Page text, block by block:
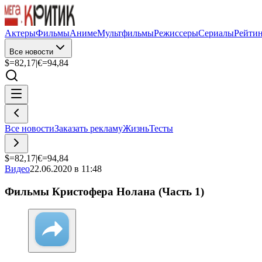
АктерыФильмыАнимеМультфильмыРежиссерыСериалы
Все новости
$=82,17|€=94,84
Все новостиЗаказать рекламуЖизньТесты
$=82,17|€=94,84
Видео22.06.2020 в 11:48
Фильмы Кристофера Нолана (Часть 1)